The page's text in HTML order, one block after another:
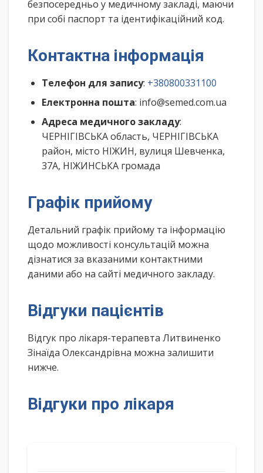
безпосередньо у медичному закладі, маючи
при собі паспорт та ідентифікаційний код.
Контактна інформація
Телефон для запису: +380800331100
Електронна пошта: info@semed.com.ua
Адреса медичного закладу:
ЧЕРНІГІВСЬКА область, ЧЕРНІГІВСЬКА
район, місто НІЖИН, вулиця Шевченка,
37А, НІЖИНСЬКА громада
Графік прийому
Детальний графік прийому та інформацію
щодо можливості консультацій можна
дізнатися за вказаними контактними
даними або на сайті медичного закладу.
Відгуки пацієнтів
Відгук про лікаря-терапевта Литвиненко
Зінаїда Олександрівна можна залишити
нижче.
Відгуки про лікаря